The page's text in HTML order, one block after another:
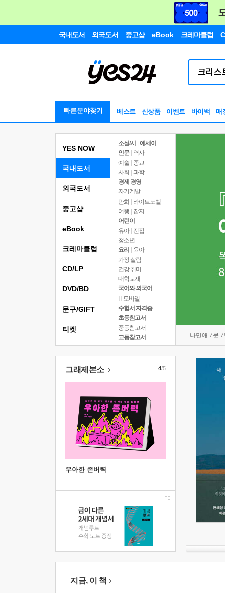
국내도서 외국도서 중고샵 eBook 크레마클럽
빠른분야찾기 베스트 신상품 이벤트 바이백 매
YES NOW
국내도서
소설/시
에세이
인문
역사
예술 | 종교
사회 | 과학
경제 경영
자기계발
만화 | 라이트노벨
여행
잡지
어린이
유아 | 전집
청소년
요리
육아
가정 살림
건강 취미
대학교재
국어와 외국어
IT 모바일
수험서 자격증
초등참고서
중등참고서
고등참고서
나민애 7문
외국도서
중고샵
eBook
크레마클럽
CD/LP
DVD/BD
문구/GIFT
티켓
그래제본소
우아한 존버력
4/5
지금, 이 책